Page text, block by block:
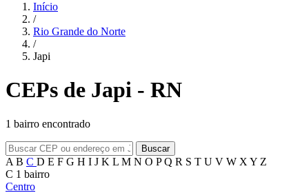
Início
/
Rio Grande do Norte
/
Japi
CEPs de Japi - RN
1 bairro encontrado
Buscar
A B C D E F G H I J K L M N O PQ R S T U V W X Y Z
C 1 bairro
Centro